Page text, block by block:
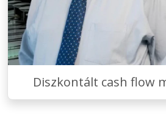
Diszkontált cash flow